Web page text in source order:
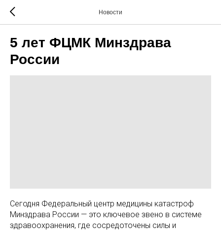
Новости
5 лет ФЦМК Минздрава
России
Сегодня Федеральный центр медицины катастроф
Минздрава России — это ключевое звено в системе
здравоохранения, где сосредоточены силы и